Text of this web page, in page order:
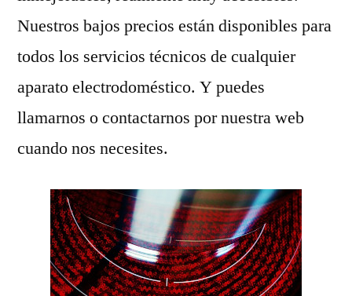
Nuestros bajos precios están disponibles para
todos los servicios técnicos de cualquier
aparato electrodoméstico. Y puedes
llamarnos o contactarnos por nuestra web
cuando nos necesites.